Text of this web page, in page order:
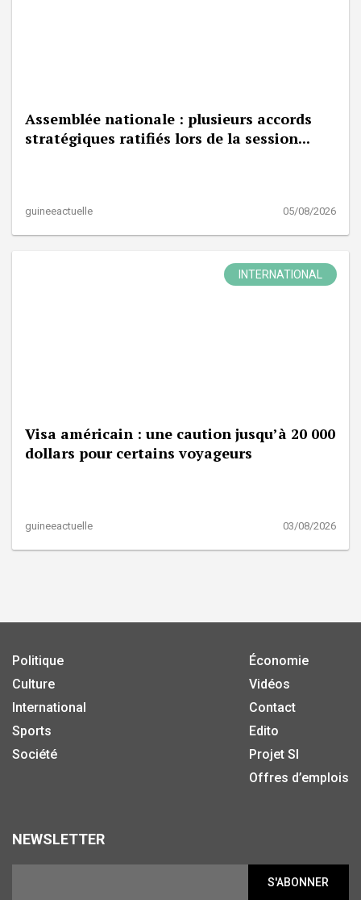
Assemblée nationale : plusieurs accords
stratégiques ratifiés lors de la session...
guineeactuelle 05/08/2026
INTERNATIONAL
Visa américain : une caution jusqu’à 20 000
dollars pour certains voyageurs
guineeactuelle 03/08/2026
Politique
Culture
International
Sports
Société
Économie
Vidéos
Contact
Edito
Projet SI
Offres d’emplois
NEWSLETTER
S'ABONNER